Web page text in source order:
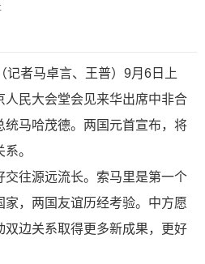
记者马卓言、王普）9月6日上
民大会堂会见来华出席中非合
马哈茂德。两国元首宣布，将
。
交往源远流长。索马里是第一个
家，两国友谊历经考验。中方愿
双边关系取得更多新成果，更好